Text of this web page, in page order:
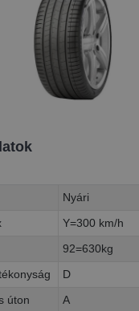
Nyári
Y=300 km/h
92=630kg
D
úton
A